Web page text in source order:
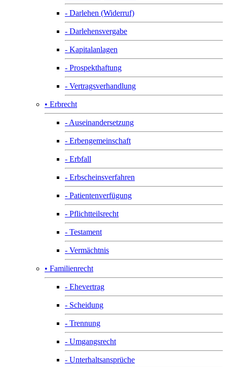
- Darlehen (Widerruf)
- Darlehensvergabe
- Kapitalanlagen
- Prospekthaftung
- Vertragsverhandlung
• Erbrecht
- Auseinandersetzung
- Erbengemeinschaft
- Erbfall
- Erbscheinsverfahren
- Patientenverfügung
- Pflichtteilsrecht
- Testament
- Vermächtnis
• Familienrecht
- Ehevertrag
- Scheidung
- Trennung
- Umgangsrecht
- Unterhaltsansprüche